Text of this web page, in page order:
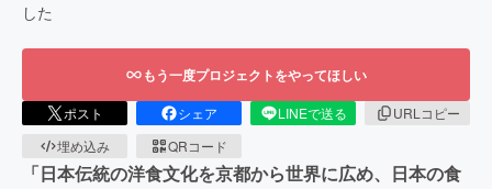
した
もう一度プロジェクトをやってほしい
ポスト シェア LINEで送る
URLコピー
埋め込み
QRコード
「日本伝統の洋食文化を京都から世界に広め、日本の食